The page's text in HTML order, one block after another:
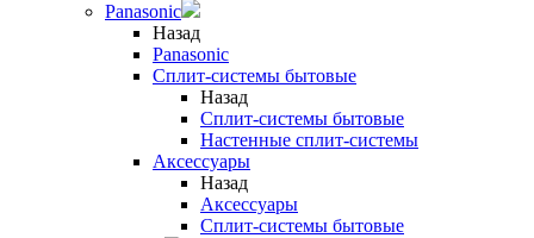
Panasonic
Назад
Panasonic
Сплит-системы бытовые
Назад
Сплит-системы бытовые
Настенные сплит-системы
Аксессуары
Назад
Аксессуары
Сплит-системы бытовые